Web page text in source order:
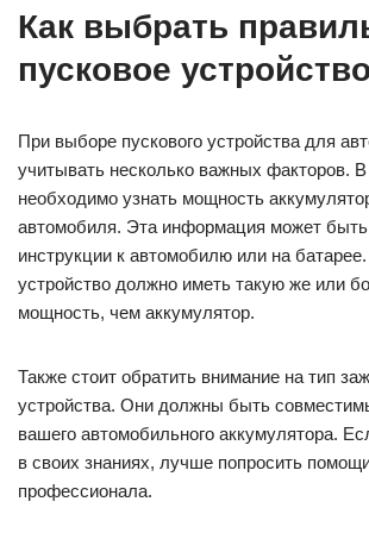
Как выбрать
пусковое устройство
При выборе пускового устройства для
учитывать несколько важных факторов.
необходимо узнать мощность
автомобиля. Эта информация может
инструкции к автомобилю или на
устройство должно иметь такую же или
мощность, чем аккумулятор.
Также стоит обратить внимание на тип
устройства. Они должны быть
вашего автомобильного аккумулятора.
в своих знаниях, лучше попросить
профессионала.